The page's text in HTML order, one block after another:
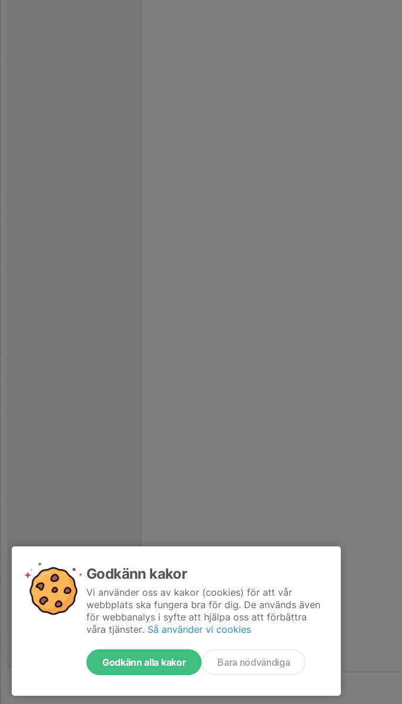
Godkänn kakor
Vi använder oss av kakor (cookies) för att vår
webbplats ska fungera bra för dig. De används även
för webbanalys i syfte att hjälpa oss att förbättra
våra tjänster. Så använder vi cookies
Godkänn alla kakor Bara nödvändiga